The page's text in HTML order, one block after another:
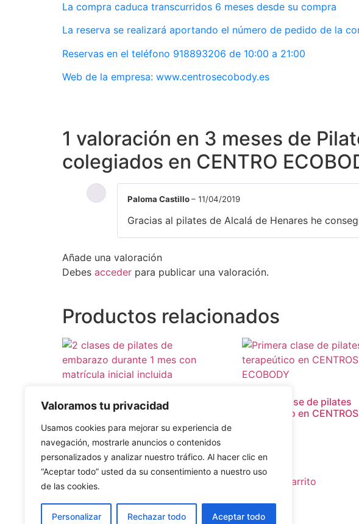
Valoramos tu privacidad
Usamos cookies para mejorar su experiencia de
navegación, mostrarle anuncios o contenidos
personalizados y analizar nuestro tráfico. Al hacer clic en
“Aceptar todo” usted da su consentimiento a nuestro uso
de las cookies.
Personalizar Rechazar todo Aceptar todo
La compra caduca transcurridos 6 meses desde su compra
La reserva se realizará aportando el número de pedido de la
Reservas en el teléfono 918893206 de 10:00 a 21:00
Web de la empresa: www.centrosecobody.es
1 valoración en 3 meses de
colegiados en CENTRO
Paloma Castillo– 11/04/2019
Gracias al pilates de Alcalá de Henares he
Añade una valoración
Debes acceder para publicar una valoración.
Productos relacionados
2 clases de pilates de embarazo
durante 1 mes con matrícula
inicial incluida
90.00€
Añadir al carrito
Primera clase de pilates
terapeútico en CENTROS
Valorado con
5.00
de 5
15.00€
Añadir al carrito